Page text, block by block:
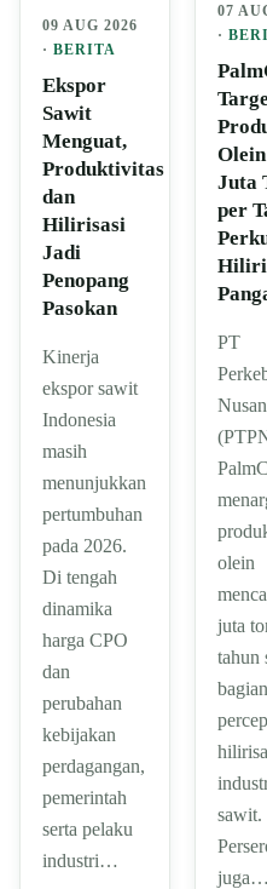
09 AUG 2026
· BERITA
Ekspor
Sawit
Menguat,
Produktivitas
dan
Hilirisasi
Jadi
Penopang
Pasokan
Kinerja
ekspor sawit
Indonesia
masih
menunjukkan
pertumbuhan
pada 2026.
Di tengah
dinamika
harga CPO
dan
perubahan
kebijakan
perdagangan,
pemerintah
serta pelaku
industri…
07
·
Olein
Juta
per
PT
olein
juta
tahun
sawit.
juga…